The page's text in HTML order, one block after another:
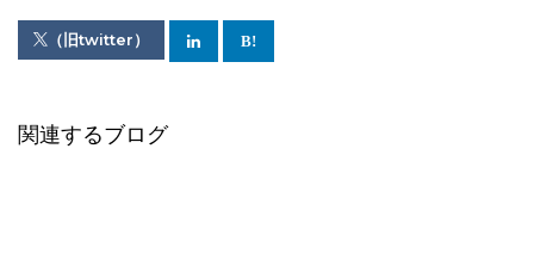
（旧twitter）
関連するブログ